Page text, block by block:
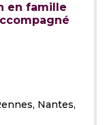
en famille
Nantes,